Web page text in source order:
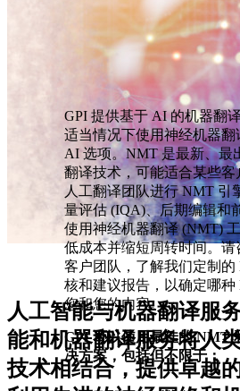
人工智能与机器翻译服
能和机器翻译服务将人
技术相结合，提供卓越
GPI 提供基于 AI 的机器翻
适当情况下使用神经机器翻
AI 选项。NMT 是最新、最
翻译技术，可能适合某些客
人工翻译团队进行 NMT 引
量评估 (IQA)、后期编辑和
使用神经机器翻译 (NMT)
低成本并缩短周转时间。请
客户团队，了解我们定制的
核和建议报告，以确定哪种
您和您的内容。
GPI 可以使用最佳的 NMT
决方案，包括但不限于：